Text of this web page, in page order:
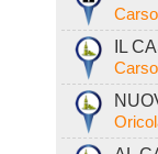
IL